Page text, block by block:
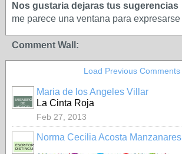
Nos gustaria dejaras tus sugerencias
me parece una ventana para expresarse
Comment Wall:
Load Previous Comments
MIEMBRO
DE
HONOR
Maria de los Angeles Villar
La Cinta Roja
Feb 27, 2013
ESCRITORA
DISTINGUIDA
Norma Cecilia Acosta Manzanares